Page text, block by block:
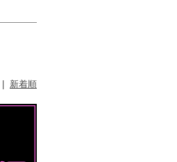
新着順